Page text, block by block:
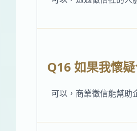
Q16 如果我懷
可以，商業徵信能幫助